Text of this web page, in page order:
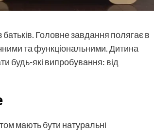
Головне завдання полягає в
та функціональними. Дитина
будь-які випробування: від
мають бути натуральні